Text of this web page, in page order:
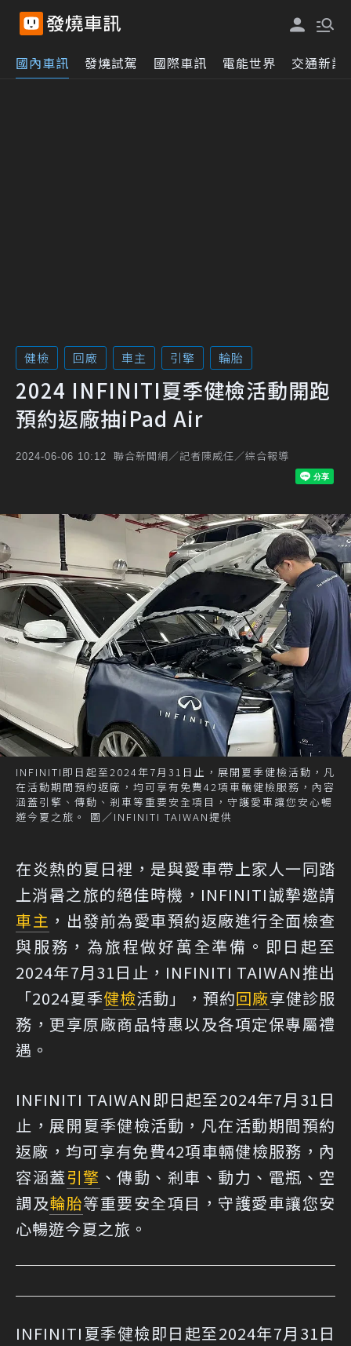
國內車訊 發燒試駕 國際車訊 電能世界 交通新訊
健檢 回廠 車主 引擎 輪胎
2024 INFINITI夏季健檢活動開跑
預約返廠抽iPad Air
2024-06-06 10:12 聯合新聞網／記者陳威任／綜合報導
INFINITI即日起至2024年7月31日止，展開夏季健檢活動，凡
在活動期間預約返廠，均可享有免費42項車輛健檢服務，內容
涵蓋引擎、傳動、剎車等重要安全項目，守護愛車讓您安心暢
遊今夏之旅。 圖／INFINITI TAIWAN提供
在炎熱的夏日裡，是與愛車帶上家人一同踏
上消暑之旅的絕佳時機，INFINITI誠摯邀請
車主 ，出發前為愛車預約返廠進行全面檢查
與服務，為旅程做好萬全準備。即日起至
2024年7月31日止，INFINITI TAIWAN推出
「2024夏季健檢活動」，預約回廠享健診服
務，更享原廠商品特惠以及各項定保專屬禮
遇。
INFINITI TAIWAN即日起至2024年7月31日
止，展開夏季健檢活動，凡在活動期間預約
返廠，均可享有免費42項車輛健檢服務，內
容涵蓋引擎 、傳動、剎車、動力、電瓶、空
調及輪胎等重要安全項目，守護愛車讓您安
心暢遊今夏之旅。
INFINITI夏季健檢即日起至2024年7月31日